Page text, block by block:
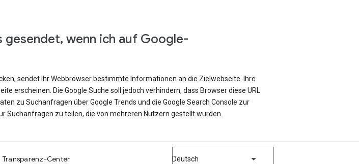
gesendet, wenn ich auf Google-
sendet Ihr Webbrowser bestimmte Informationen an die Zielwebseite. Ihre
erscheinen. Die Google Suche soll jedoch verhindern, dass Browser diese URL
zu Suchanfragen über Google Trends und die Google Search Console zur
zu teilen, die von mehreren Nutzern gestellt wurden.
Transparenz-Center Deutsch